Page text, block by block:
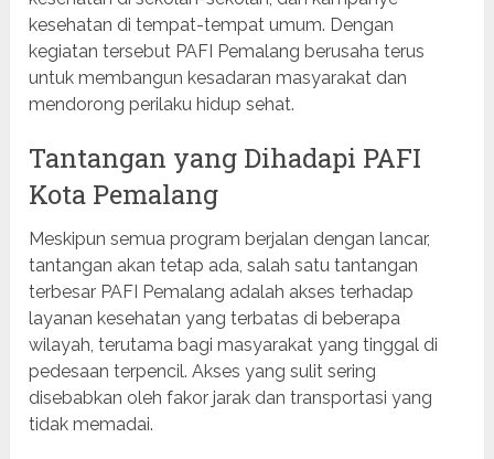
kesehatan di tempat-tempat umum. Dengan
kegiatan tersebut PAFI Pemalang berusaha terus
untuk membangun kesadaran masyarakat dan
mendorong perilaku hidup sehat.
Tantangan yang Dihadapi PAFI
Kota Pemalang
Meskipun semua program berjalan dengan lancar,
tantangan akan tetap ada, salah satu tantangan
terbesar PAFI Pemalang adalah akses terhadap
layanan kesehatan yang terbatas di beberapa
wilayah, terutama bagi masyarakat yang tinggal di
pedesaan terpencil. Akses yang sulit sering
disebabkan oleh fakor jarak dan transportasi yang
tidak memadai.